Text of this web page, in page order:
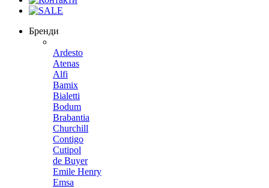
Бренди
Ardesto
Atenas
Alfi
Bamix
Bialetti
Bodum
Brabantia
Churchill
Contigo
Cutipol
de Buyer
Emile Henry
Emsa